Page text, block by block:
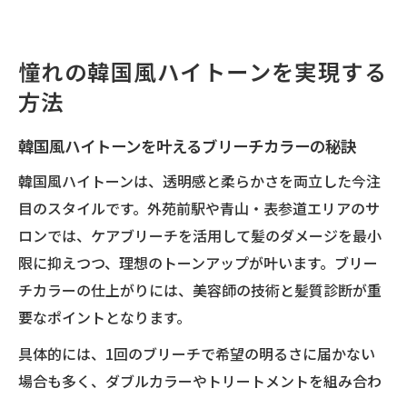
憧れの韓国風ハイトーンを実現する
方法
韓国風ハイトーンを叶えるブリーチカラーの秘訣
韓国風ハイトーンは、透明感と柔らかさを両立した今注
目のスタイルです。外苑前駅や青山・表参道エリアのサ
ロンでは、ケアブリーチを活用して髪のダメージを最小
限に抑えつつ、理想のトーンアップが叶います。ブリー
チカラーの仕上がりには、美容師の技術と髪質診断が重
要なポイントとなります。
具体的には、1回のブリーチで希望の明るさに届かない
場合も多く、ダブルカラーやトリートメントを組み合わ